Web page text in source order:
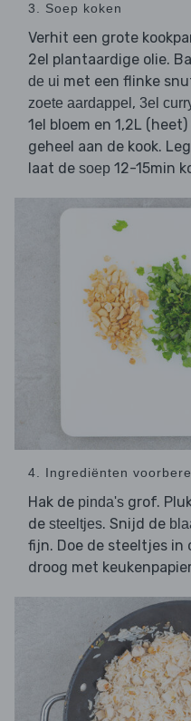
3. Soep koken
Verhit een grote
2el plantaardige olie.
de ui met een flinke
zoete aardappel , 3el
1el bloem en 1,2L
geheel aan de kook.
laat de soep 12-15min
4. Ingrediënten
Hak de pinda's grof.
de steeltjes. Snijd de
fijn. Doe de steeltjes in
droog met